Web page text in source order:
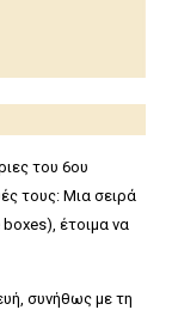
του 6ου
τους: Μια σειρά
έτοιμα να
συνήθως με τη